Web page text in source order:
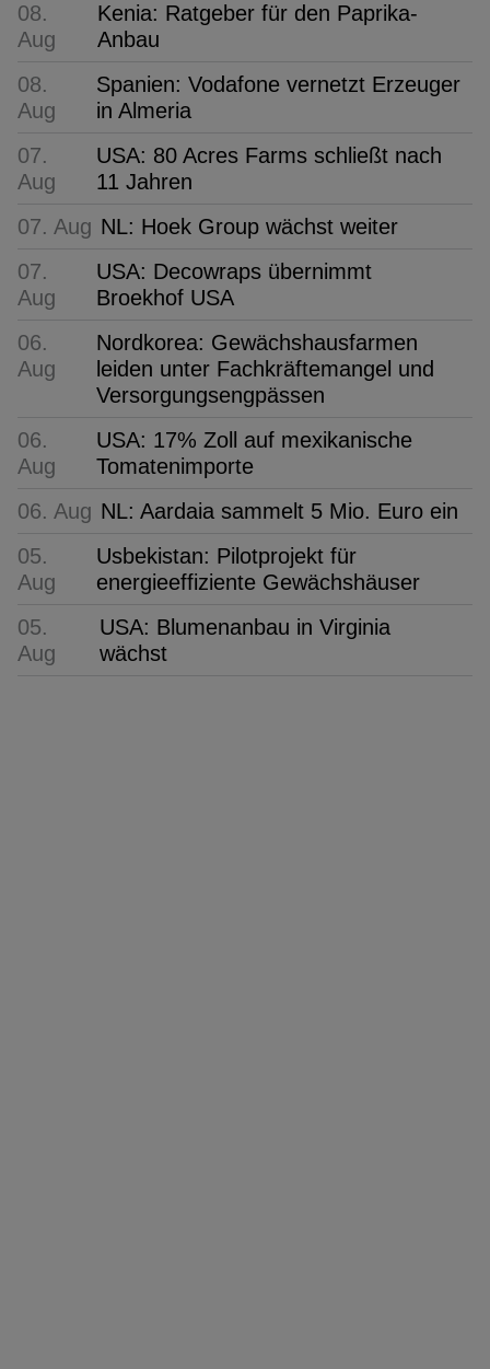
08.
Aug
Kenia: Ratgeber für den Paprika-
Anbau
08.
Aug
Spanien: Vodafone vernetzt Erzeuger
in Almeria
07.
Aug
USA: 80 Acres Farms schließt nach
11 Jahren
07. Aug NL: Hoek Group wächst weiter
07.
Aug
USA: Decowraps übernimmt
Broekhof USA
06.
Aug
Nordkorea: Gewächshausfarmen
leiden unter Fachkräftemangel und
Versorgungsengpässen
06.
Aug
USA: 17% Zoll auf mexikanische
Tomatenimporte
06. Aug NL: Aardaia sammelt 5 Mio. Euro ein
05.
Aug
Usbekistan: Pilotprojekt für
energieeffiziente Gewächshäuser
05.
Aug
USA: Blumenanbau in Virginia
wächst